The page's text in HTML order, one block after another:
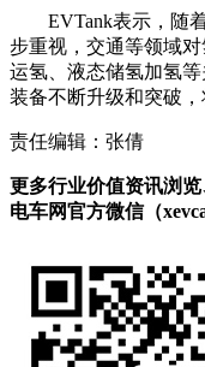
EVTank表示，随
步重视，交通等领域
运氢、液态储氢加氢
装备不断升级和突破，
责任编辑：张倩
更多行业价值资讯浏
电车网官方微信（